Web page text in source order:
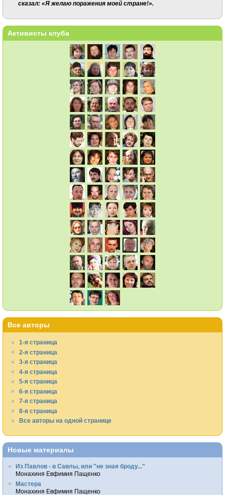
сказал: «Я желаю поражения моей стране!».
Активисты клуба
Все авторы
1-я страница
2-я страница
3-я страница
4-я страница
5-я страница
6-я страница
7-я страница
8-я страница
Все авторы на одной странице
Новые материалы
Из Павлов - в Савлы, или "не зная броду..."
Монахиня Евфимия Пащенко
Мастера
Монахиня Евфимия Пащенко